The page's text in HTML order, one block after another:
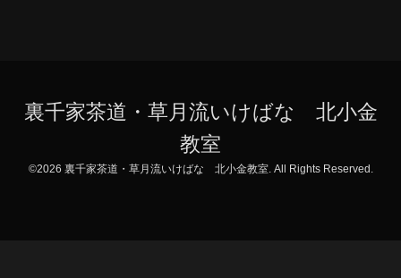
裏千家茶道・草月流いけばな 北小金
教室
©2026 裏千家茶道・草月流いけばな 北小金教室. All Rights Reserved.